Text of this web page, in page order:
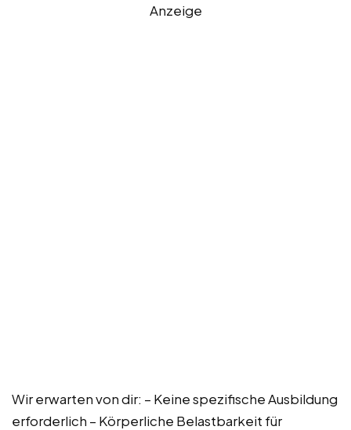
Anzeige
Wir erwarten von dir: – Keine spezifische Ausbildung
erforderlich – Körperliche Belastbarkeit für